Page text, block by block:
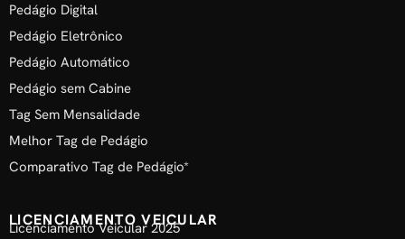
Pedágio Digital
Pedágio Eletrônico
Pedágio Automático
Pedágio sem Cabine
Tag Sem Mensalidade
Melhor Tag de Pedágio
Comparativo Tag de Pedágio*
LICENCIAMENTO VEICULAR
Licenciamento Veicular 2025